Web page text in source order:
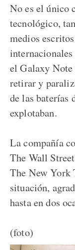
No es el único
tecnológico,
medios
el Galaxy Note
retirar y
de las baterías
explotaban.
La compañía
The Wall
The New York
situación,
hasta en dos
(foto)